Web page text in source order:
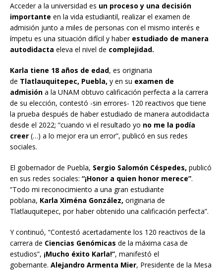
Acceder a la universidad es un proceso y una decisión
importante en la vida estudiantil, realizar el examen de
admisión junto a miles de personas con el mismo interés e
ímpetu es una situación difícil y haber estudiado de manera
autodidacta eleva el nivel de complejidad.
Karla tiene 18 años de edad, es originaria
de Tlatlauquitepec, Puebla, y en su examen de
admisión a la UNAM obtuvo calificación perfecta a la carrera
de su elección, contestó -sin errores- 120 reactivos que tiene
la prueba después de haber estudiado de manera autodidacta
desde el 2022; “cuando vi el resultado yo no me la podía
creer (…) a lo mejor era un error”, publicó en sus redes
sociales.
El gobernador de Puebla, Sergio Salomón Céspedes, publicó
en sus redes sociales: “¡Honor a quien honor merece”.
“Todo mi reconocimiento a una gran estudiante
poblana, Karla Xiména González, originaria de
Tlatlauquitepec, por haber obtenido una calificación perfecta”.
Y continuó, “Contestó acertadamente los 120 reactivos de la
carrera de Ciencias Genómicas de la máxima casa de
estudios”, ¡Mucho éxito Karla!”, manifestó el
gobernante. Alejandro Armenta Mier, Presidente de la Mesa